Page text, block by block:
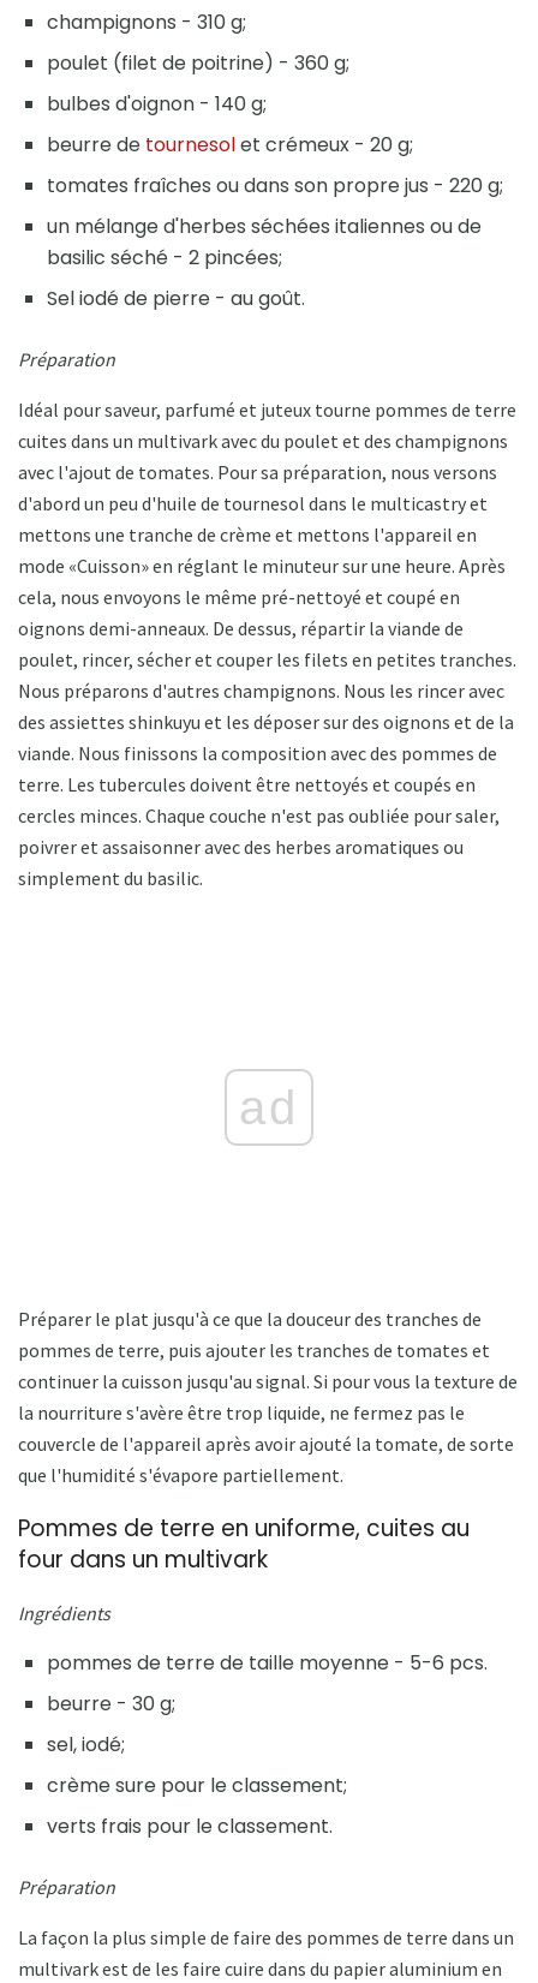
champignons - 310 g;
poulet (filet de poitrine) - 360 g;
bulbes d'oignon - 140 g;
beurre de tournesolet crémeux - 20 g;
tomates fraîches ou dans son propre jus - 220 g;
un mélange d'herbes séchées italiennes ou de
basilic séché - 2 pincées;
Sel iodé de pierre - au goût.
Préparation
Idéal pour saveur, parfumé et juteux tourne pommes de terre
cuites dans un multivark avec du poulet et des champignons
avec l'ajout de tomates. Pour sa préparation, nous versons
d'abord un peu d'huile de tournesol dans le multicastry et
mettons une tranche de crème et mettons l'appareil en
mode «Cuisson» en réglant le minuteur sur une heure. Après
cela, nous envoyons le même pré-nettoyé et coupé en
oignons demi-anneaux. De dessus, répartir la viande de
poulet, rincer, sécher et couper les filets en petites tranches.
Nous préparons d'autres champignons. Nous les rincer avec
des assiettes shinkuyu et les déposer sur des oignons et de la
viande. Nous finissons la composition avec des pommes de
terre. Les tubercules doivent être nettoyés et coupés en
cercles minces. Chaque couche n'est pas oubliée pour saler,
poivrer et assaisonner avec des herbes aromatiques ou
simplement du basilic.
ad
Préparer le plat jusqu'à ce que la douceur des tranches de
pommes de terre, puis ajouter les tranches de tomates et
continuer la cuisson jusqu'au signal. Si pour vous la texture de
la nourriture s'avère être trop liquide, ne fermez pas le
couvercle de l'appareil après avoir ajouté la tomate, de sorte
que l'humidité s'évapore partiellement.
Pommes de terre en uniforme, cuites au
four dans un multivark
Ingrédients
pommes de terre de taille moyenne - 5-6 pcs.
beurre - 30 g;
sel, iodé;
crème sure pour le classement;
verts frais pour le classement.
Préparation
La façon la plus simple de faire des pommes de terre dans un
multivark est de les faire cuire dans du papier aluminium en